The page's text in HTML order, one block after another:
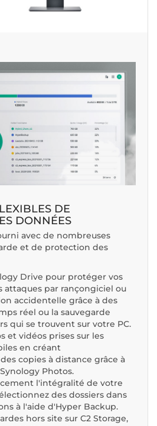
DE
DONNÉES
avec de nombreuses
et de protection des
Drive pour protéger vos
attaques par rançongiciel ou
accidentelle grâce à des
réel ou la sauvegarde
qui se trouvent sur votre PC.
et vidéos prises sur les
en créant
copies à distance grâce à
Photos.
l'intégralité de votre
des dossiers dans
à l'aide d'Hyper Backup.
hors site sur C2 Storage,